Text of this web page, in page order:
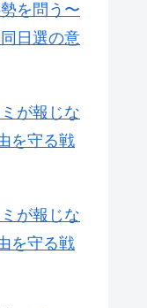
を問う〜
日選の意
が報じな
を守る戦
が報じな
を守る戦